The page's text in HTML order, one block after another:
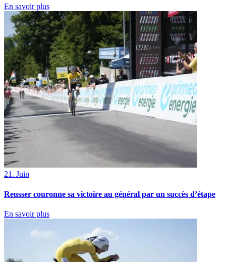
En savoir plus
21. Juin
Reusser couronne sa victoire au général par un succès d’étape
En savoir plus